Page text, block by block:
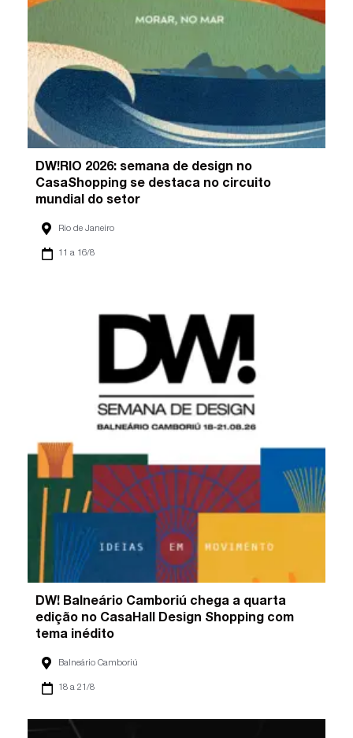
DW!RIO 2026: semana de design no
CasaShopping se destaca no circuito
mundial do setor
Rio de Janeiro
11 a 16/8
DW! Balneário Camboriú chega a quarta
edição no CasaHall Design Shopping com
tema inédito
Balneário Camboriú
18 a 21/8